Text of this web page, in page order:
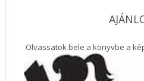
Olvassatok bele a könyvbe a